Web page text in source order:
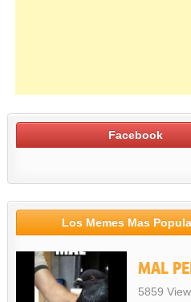
Facebook
Los Memes Mas
MAL
5859